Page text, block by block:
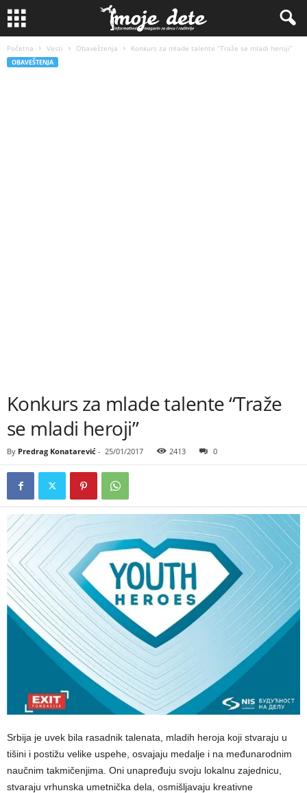
Početna Vesti Obaveštenja Konkurs za mlade talente “Traže se mladi heroji”
OBAVEŠTENJA
Konkurs za mlade talente “Traže
se mladi heroji”
By Predrag Konatarević - 25/01/2017 2413 0
Srbija je uvek bila rasadnik talenata, mladih heroja koji stvaraju u
tišini i postižu velike uspehe, osvajaju medalјe i na međunarodnim
naučnim takmičenjima. Oni unapređuju svoju lokalnu zajednicu,
stvaraju vrhunska umetnička dela, osmišlјavaju kreativne